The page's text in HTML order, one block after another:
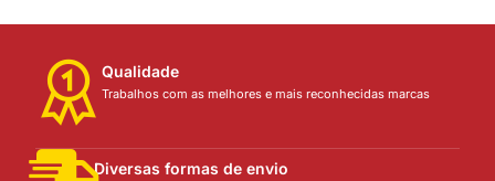
Qualidade
Trabalhos com as melhores e mais reconhecidas marcas
Diversas formas de envio